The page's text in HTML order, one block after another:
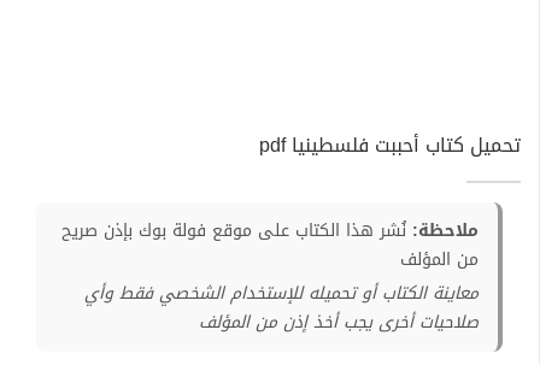
تحميل كتاب أحببت فلسطينيا pdf
ملاحظة: نُشر هذا الكتاب على موقع فولة بوك بإذن صريح
من المؤلف
معاينة الكتاب أو تحميله للإستخدام الشخصي فقط وأي
صلاحيات أخرى يجب أخذ إذن من المؤلف